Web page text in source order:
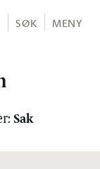
SØK MENY
Sak